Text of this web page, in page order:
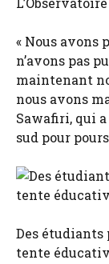
« Nous avons
n’avons pas
maintenant
nous avons
Sawafiri, qui a
sud pour
Des étudiants
tente